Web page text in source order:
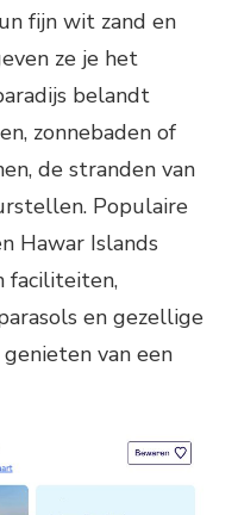
fijn wit zand en
ze je het
belandt
zonnebaden of
de stranden van
Populaire
Hawar Islands
faciliteiten,
en gezellige
van een